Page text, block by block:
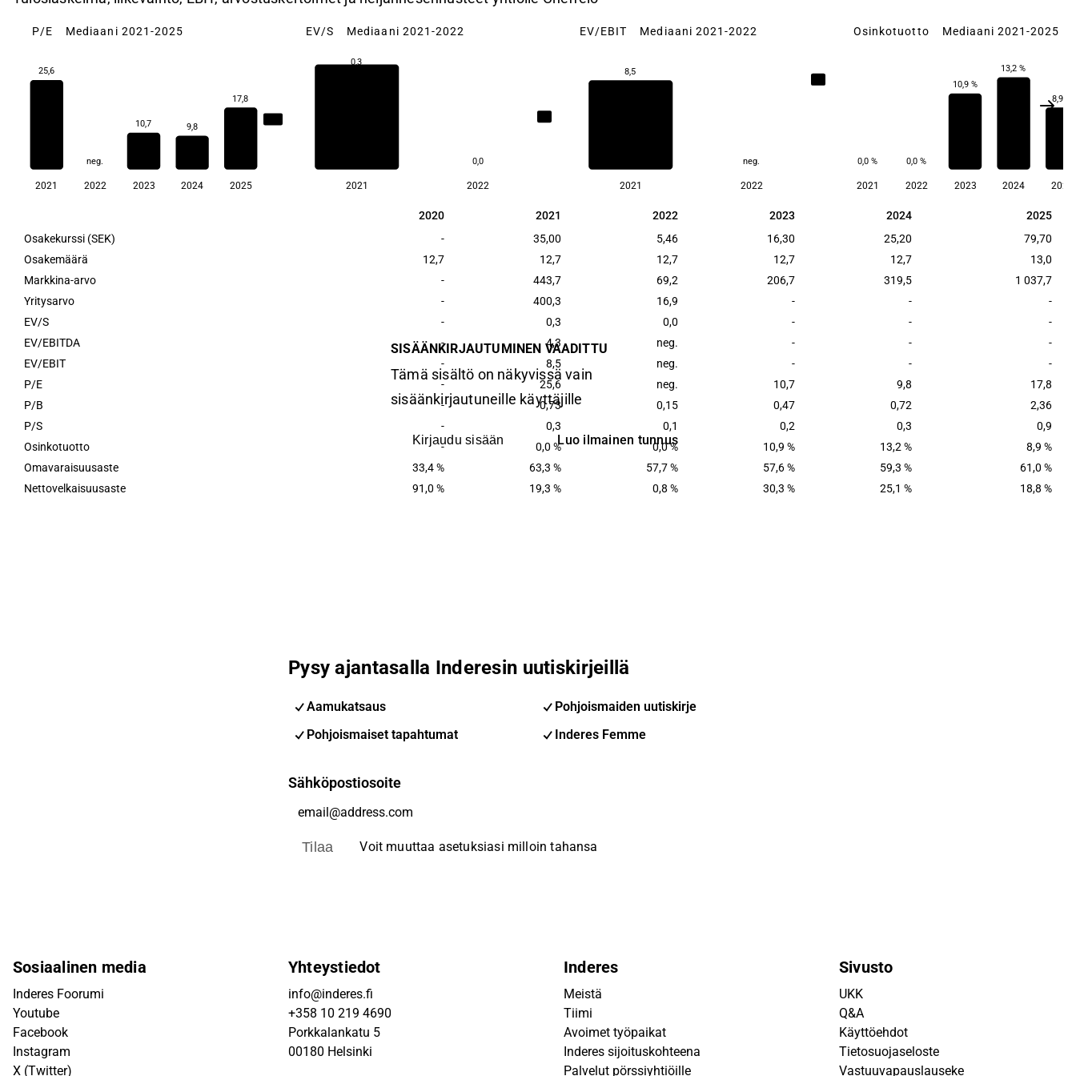
P/E Mediaani 2021-2025
25,6
neg.
10,7 9,8
17,8
2021 2022 2023 2024 2025
EV/S Mediaani 2021-2022
0,3
0,0
2021 2022
EV/EBIT Mediaani 2021-2022
8,5
neg.
2021 2022
Osinkotuotto Mediaani 2021-2025
0,0 % 0,0 %
10,9 %
13,2 %
8,9 %
2021 2022 2023 2024 2025
2020 2021 2022 2023 2024 2025
2020 2021 2022 2023 2024
2025
Osakekurssi (SEK)
- 35,00 5,46 16,30 25,20
79,70
Osakemäärä
12,7 12,7 12,7 12,7 12,7
13,0
Markkina-arvo
- 443,7 69,2 206,7 319,5
1 037,7
Yritysarvo
- 400,3 16,9 - -
-
EV/S
- 0,3 0,0 - -
-
EV/EBITDA
- 4,3 neg. - -
-
EV/EBIT
- 8,5 neg. - -
-
P/E
- 25,6 neg. 10,7 9,8
17,8
P/B
- 0,73 0,15 0,47 0,72
2,36
P/S
- 0,3 0,1 0,2 0,3
0,9
Osinkotuotto
- 0,0 % 0,0 % 10,9 % 13,2 %
8,9 %
Omavaraisuusaste
33,4 % 63,3 % 57,7 % 57,6 % 59,3 %
61,0 %
Nettovelkaisuusaste
91,0 % 19,3 % 0,8 % 30,3 % 25,1 % 18,8 %
SISÄÄNKIRJAUTUMINEN VAADITTU
Tämä sisältö on näkyvissä vain
sisäänkirjautuneille käyttäjille
Kirjaudu sisään Luo ilmainen tunnus
Pysy ajantasalla Inderesin uutiskirjeillä
Aamukatsaus
Pohjoismaiden uutiskirje
Pohjoismaiset tapahtumat
Inderes Femme
Sähköpostiosoite
Tilaa Voit muuttaa asetuksiasi milloin tahansa
Sosiaalinen media
Inderes Foorumi
Youtube
Facebook
Instagram
X (Twitter)
Yhteystiedot
info@inderes.fi
+358 10 219 4690
Porkkalankatu 5
00180 Helsinki
Inderes
Meistä
Tiimi
Avoimet työpaikat
Inderes sijoituskohteena
Palvelut pörssiyhtiöille
Sivusto
UKK
Q&A
Käyttöehdot
Tietosuojaseloste
Vastuuvapauslauseke